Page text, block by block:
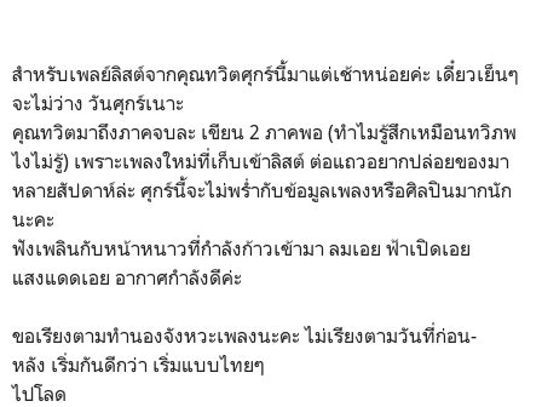
สำหรับเพลย์ลิสต์จากคุณทวิตศุกร์นี้มาแต่เช้าหน่อยค่ะ เดี๋ยวเย็นๆ
จะไม่ว่าง วันศุกร์เนาะ
คุณทวิตมาถึงภาคจบละ เขียน 2 ภาคพอ (ทำไมรู้สึกเหมือนทวิภพ
ไงไม่รู้) เพราะเพลงใหม่ที่เก็บเข้าลิสต์ ต่อแถวอยากปล่อยของมา
หลายสัปดาห์ล่ะ ศุกร์นี้จะไม่พร่ำกับข้อมูลเพลงหรือศิลปินมากนัก
นะคะ
ฟังเพลินกับหน้าหนาวที่กำลังก้าวเข้ามา ลมเอย ฟ้าเปิดเอย
แสงแดดเอย อากาศกำลังดีค่ะ
ขอเรียงตามทำนองจังหวะเพลงนะคะ ไม่เรียงตามวันที่ก่อน-
หลัง เริ่มกันดีกว่า เริ่มแบบไทยๆ
ไปโลด